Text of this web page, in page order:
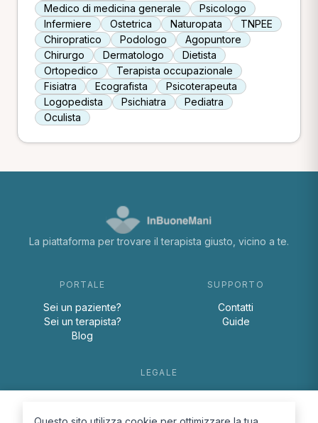
Medico di medicina generale
Psicologo
Infermiere
Ostetrica Naturopata
TNPEE
Chiropratico
Podologo
Agopuntore
Chirurgo
Dermatologo
Dietista
Ortopedico
Terapista occupazionale
Fisiatra
Ecografista
Psicoterapeuta
Logopedista
Psichiatra
Pediatra
Oculista
La piattaforma per trovare il terapista giusto, vicino a te.
PORTALE
Sei un paziente?
Sei un terapista?
Blog
SUPPORTO
Contatti
Guide
LEGALE